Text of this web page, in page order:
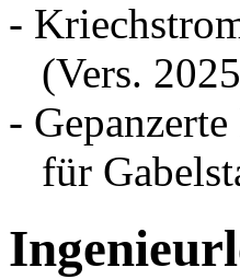
-
(Vers.
-
für